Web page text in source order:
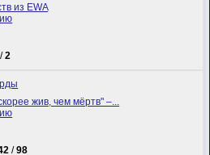
из EWA
/2
жив, чем мёртв" –...
/98